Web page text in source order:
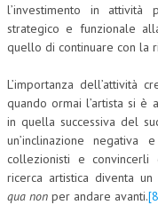
l’investimento in attività
strategico e funzionale
quello di continuare con la
L’importanza dell’attività
quando ormai l’artista si è
in quella successiva del
un’inclinazione
collezionisti e
ricerca artistica diventa
qua non per andare avanti.